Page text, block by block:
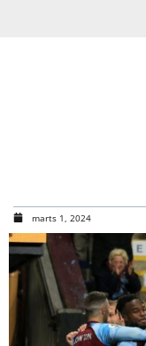
marts 1, 2024